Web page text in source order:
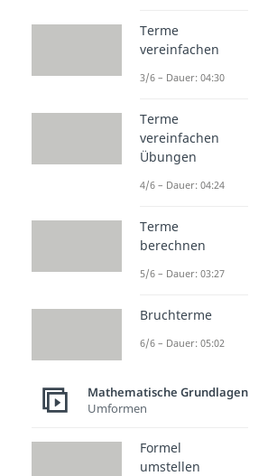
Terme
vereinfachen
3/6 – Dauer: 04:30
Terme
vereinfachen
Übungen
4/6 – Dauer: 04:24
Terme
berechnen
5/6 – Dauer: 03:27
Bruchterme
6/6 – Dauer: 05:02
Mathematische Grundlagen
Umformen
Formel
umstellen